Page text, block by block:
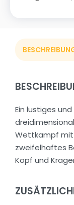
Ein lustiges
Wettkampf mit
zweifelhaftes
Kopf und